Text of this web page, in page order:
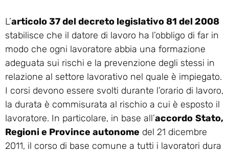
L’articolo 37 del decreto legislativo 81 del 2008
stabilisce che il datore di lavoro ha l’obbligo di far in
modo che ogni lavoratore abbia una formazione
adeguata sui rischi e la prevenzione degli stessi in
relazione al settore lavorativo nel quale è impiegato.
I corsi devono essere svolti durante l’orario di lavoro,
la durata è commisurata al rischio a cui è esposto il
lavoratore. In particolare, in base all’accordo Stato,
Regioni e Province autonome del 21 dicembre
2011, il corso di base comune a tutti i lavoratori dura